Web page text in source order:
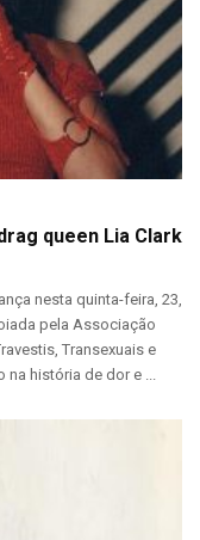
queen Lia Clark
nesta quinta-feira, 23,
pela Associação
Transexuais e
história de dor e ...